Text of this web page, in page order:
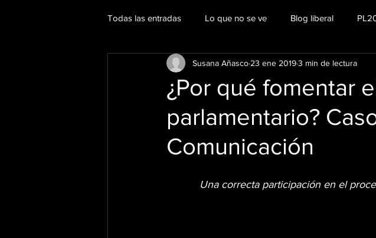
Todas las entradas Lo que no se ve Blog liberal
Comercio
¿Por qué fomentar
parlamentario?
Comunicación
Susana Añasco 23 ene 20193 min de lectura
Una correcta participación en el